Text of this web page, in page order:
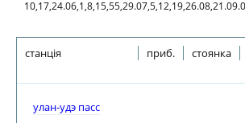
станція приб. стоянка
улан-удэ пасс